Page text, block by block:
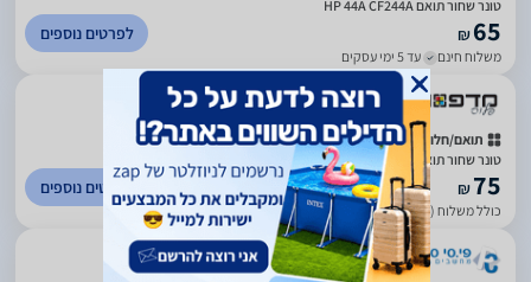
‏טונר שחור תואם HP 44A CF244A
₪65
משלוח חינם עד 5 ימי עסקים
לפרטים נוספים
5
(
159
)
תואם/חלופי
טונר שחור תואם HP 44A CF244A
₪75
כולל משלוח (20 ₪) עד 7 ימי עסקים
לפרטים נוספים
4.71
(
1329